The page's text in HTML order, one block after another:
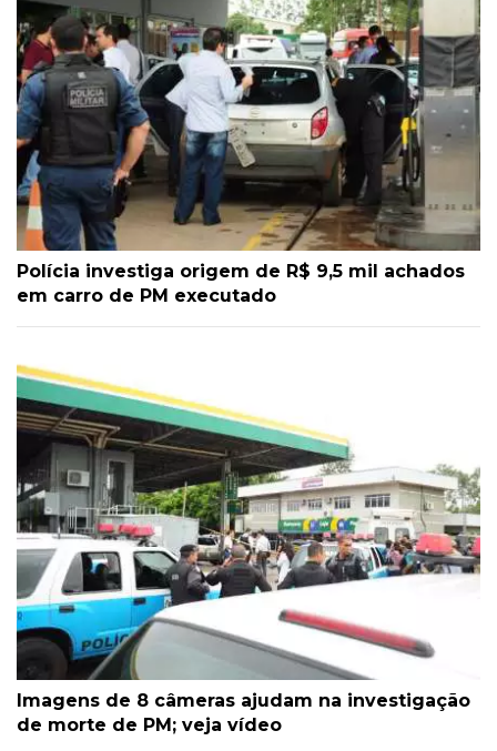
Polícia investiga origem de R$ 9,5 mil achados
em carro de PM executado
Imagens de 8 câmeras ajudam na investigação
de morte de PM; veja vídeo